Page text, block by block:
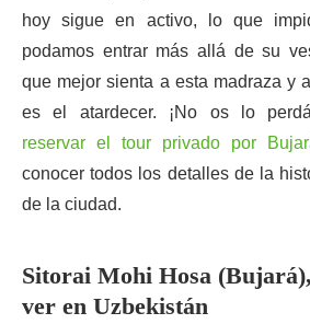
hoy sigue en activo, lo que
podamos entrar más allá de su
que mejor sienta a esta madraza y
es el atardecer. ¡No os lo
reservar el tour privado por
conocer todos los detalles de la
de la ciudad.
Sitorai Mohi Hosa
ver en Uzbekistán